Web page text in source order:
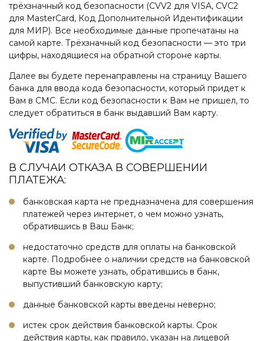
трёхзначный код безопасности (CVV2 для VISA, CVC2
для MasterCard, Код Дополнительной Идентификации
для МИР). Все необходимые данные пропечатаны на
самой карте. Трёхзначный код безопасности — это три
цифры, находящиеся на обратной стороне карты.
Далее вы будете перенаправлены на страницу Вашего
банка для ввода кода безопасности, который придет к
Вам в СМС. Если код безопасности к Вам не пришел, то
следует обратиться в банк выдавший Вам карту.
В СЛУЧАИ ОТКАЗА В СОВЕРШЕНИИ
ПЛАТЕЖА:
банковская карта не предназначена для совершения
платежей через интернет, о чем можно узнать,
обратившись в Ваш Банк;
недостаточно средств для оплаты на банковской
карте. Подробнее о наличии средств на банковской
карте Вы можете узнать, обратившись в банк,
выпустивший банковскую карту;
данные банковской карты введены неверно;
истек срок действия банковской карты. Срок
действия карты, как правило, указан на лицевой